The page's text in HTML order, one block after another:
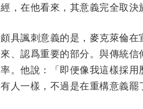
經，在他看來，其意義完全取
頗具諷刺意義的是，麥克萊倫
來、認爲重要的部分。與傳統
率。他說：「即便像我這樣採
有人一樣，不過是在重構意義